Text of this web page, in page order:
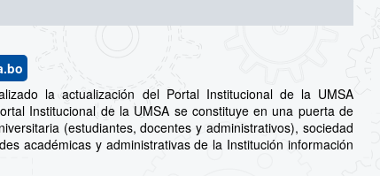
la actualización del Portal Institucional de la UMSA
Institucional de la UMSA se constituye en una puerta de
(estudiantes, docentes y administrativos), sociedad
académicas y administrativas de la Institución información